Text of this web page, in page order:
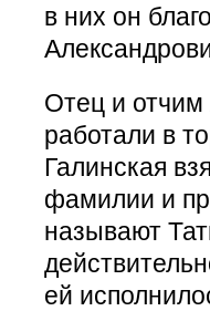
в них он
Отец и
работали в
Галинская
фамилии и
называют
ей